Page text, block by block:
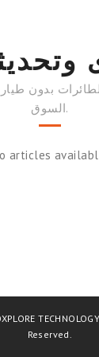
بدون
السوق.
articles
Reserved.